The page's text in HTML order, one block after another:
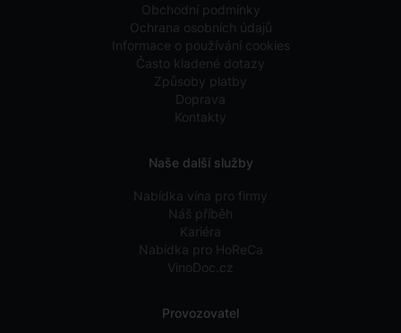
Obchodní podmínky
Ochrana osobních údajů
Informace o používání cookies
Často kladené dotazy
Způsoby platby
Doprava
Kontakty
Naše další služby
Nabídka vína pro firmy
Náš příběh
Kariéra
Nabídka pro HoReCa
VinoDoc.cz
Provozovatel